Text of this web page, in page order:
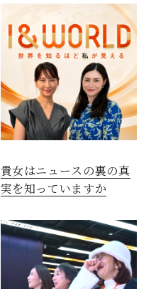
貴女はニュースの裏の真
実を知っていますか